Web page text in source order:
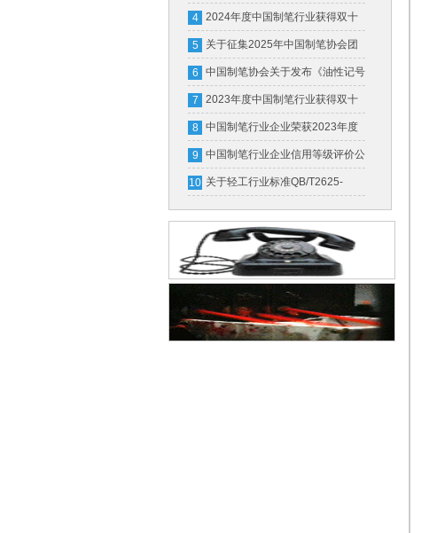
业培育品牌甄选发布”活动的通知
4 2024年度中国制笔行业获得双十
强企业及轻工百强企业名单
5 关于征集2025年中国制笔协会团
体标准计划项目的通知
6 中国制笔协会关于发布《油性记号
笔中墨水的有害物质限量》团体标
准第1号修改单的公告
7 2023年度中国制笔行业获得双十
强企业（骨干企业）名单
8 中国制笔行业企业荣获2023年度
中国轻工业联合会科学技术进步奖
9 中国制笔行业企业信用等级评价公
告
10 关于轻工行业标准QB/T2625-
2011《中性墨水圆珠笔和笔芯》
废止的通告